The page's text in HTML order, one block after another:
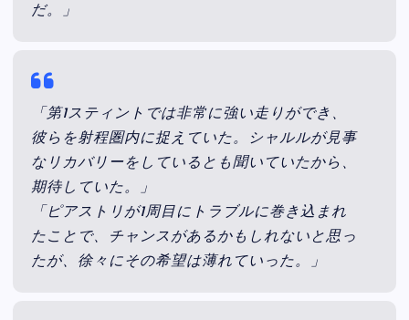
だ。」
「第1スティントでは非常に強い走りができ、
彼らを射程圏内に捉えていた。シャルルが見事
なリカバリーをしているとも聞いていたから、
期待していた。」
「ピアストリが1周目にトラブルに巻き込まれ
たことで、チャンスがあるかもしれないと思っ
たが、徐々にその希望は薄れていった。」